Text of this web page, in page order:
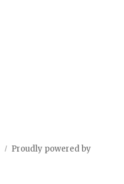
Proudly powered by